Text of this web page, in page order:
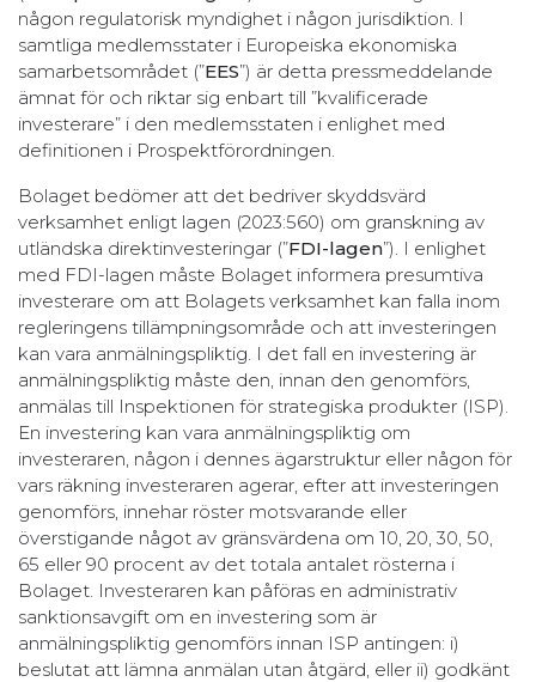
någon regulatorisk myndighet i någon jurisdiktion. I
samtliga medlemsstater i Europeiska ekonomiska
samarbetsområdet (”EES”) är detta pressmeddelande
ämnat för och riktar sig enbart till ”kvalificerade
investerare” i den medlemsstaten i enlighet med
definitionen i Prospektförordningen.
Bolaget bedömer att det bedriver skyddsvärd
verksamhet enligt lagen (2023:560) om granskning av
utländska direktinvesteringar (”FDI-lagen”). I enlighet
med FDI-lagen måste Bolaget informera presumtiva
investerare om att Bolagets verksamhet kan falla inom
regleringens tillämpningsområde och att investeringen
kan vara anmälningspliktig. I det fall en investering är
anmälningspliktig måste den, innan den genomförs,
anmälas till Inspektionen för strategiska produkter (ISP).
En investering kan vara anmälningspliktig om
investeraren, någon i dennes ägarstruktur eller någon för
vars räkning investeraren agerar, efter att investeringen
genomförs, innehar röster motsvarande eller
överstigande något av gränsvärdena om 10, 20, 30, 50,
65 eller 90 procent av det totala antalet rösterna i
Bolaget. Investeraren kan påföras en administrativ
sanktionsavgift om en investering som är
anmälningspliktig genomförs innan ISP antingen: i)
beslutat att lämna anmälan utan åtgärd, eller ii) godkänt